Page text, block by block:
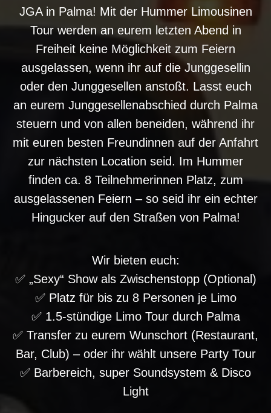
JGA in Palma! Mit der Hummer Limousinen
Tour werden an eurem letzten Abend in
Freiheit keine Möglichkeit zum Feiern
ausgelassen, wenn ihr auf die Junggesellin
oder den Junggesellen anstoßt. Lasst euch
an eurem Junggesellenabschied durch Palma
steuern und von allen beneiden, während ihr
mit euren besten Freundinnen auf der Anfahrt
zur nächsten Location seid. Im Hummer
finden ca. 8 Teilnehmerinnen Platz, zum
ausgelassenen Feiern – so seid ihr ein echter
Hingucker auf den Straßen von Palma!
Wir bieten euch:
✅ „Sexy“ Show als Zwischenstopp (Optional)
✅ Platz für bis zu 8 Personen je Limo
✅ 1.5-stündige Limo Tour durch Palma
✅ Transfer zu eurem Wunschort (Restaurant,
Bar, Club) – oder ihr wählt unsere Party Tour
✅ Barbereich, super Soundsystem & Disco
Light